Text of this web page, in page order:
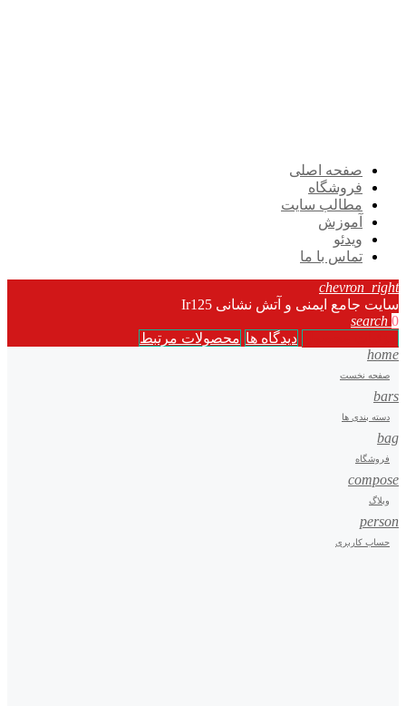
صفحه اصلی
فروشگاه
مطالب سایت
آموزش
ویدئو
تماس با ما
chevron_right
سایت جامع ایمنی و آتش نشانی Ir125
search 0
دیدگاه ها محصولات مرتبط
home
صفحه نخست
bars
دسته بندی ها
bag
فروشگاه
compose
وبلاگ
person
حساب کاربری